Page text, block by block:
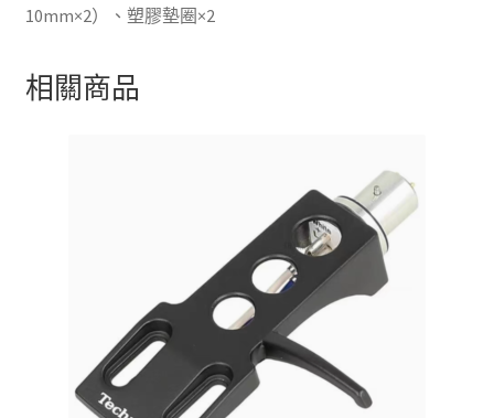
10mm×2）、塑膠墊圈×2
相關商品